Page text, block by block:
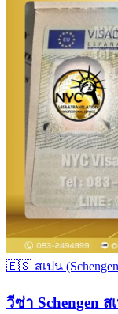
🇪🇸 สเปน
วีซ่า Schengen